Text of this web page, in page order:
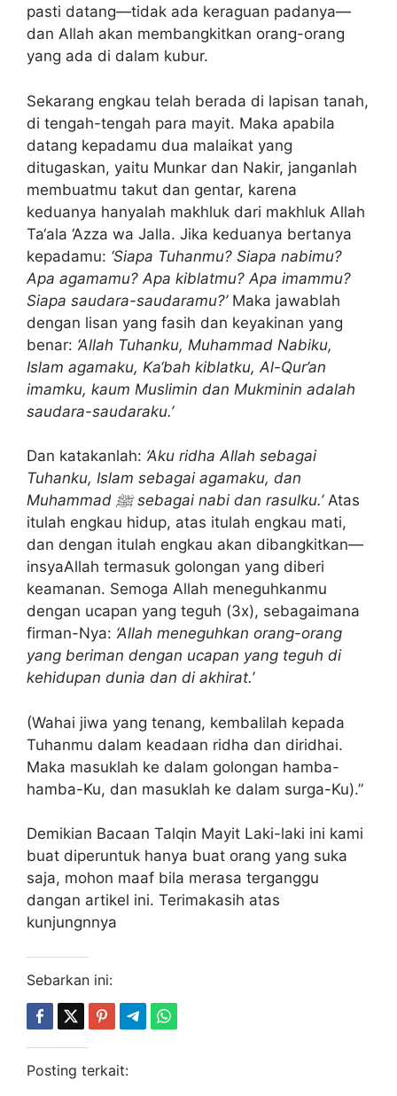
pasti datang—tidak ada keraguan padanya—
dan Allah akan membangkitkan orang-orang
yang ada di dalam kubur.
Sekarang engkau telah berada di lapisan tanah,
di tengah-tengah para mayit. Maka apabila
datang kepadamu dua malaikat yang
ditugaskan, yaitu Munkar dan Nakir, janganlah
membuatmu takut dan gentar, karena
keduanya hanyalah makhluk dari makhluk Allah
Ta‘ala ‘Azza wa Jalla. Jika keduanya bertanya
kepadamu: ‘Siapa Tuhanmu? Siapa nabimu?
Apa agamamu? Apa kiblatmu? Apa imammu?
Siapa saudara-saudaramu?’Maka jawablah
dengan lisan yang fasih dan keyakinan yang
benar: ‘Allah Tuhanku, Muhammad Nabiku,
Islam agamaku, Ka‘bah kiblatku, Al-Qur’an
imamku, kaum Muslimin dan Mukminin adalah
saudara-saudaraku.’
Dan katakanlah: ‘Aku ridha Allah sebagai
Tuhanku, Islam sebagai agamaku, dan
Muhammad ﷺ sebagai nabi dan rasulku.’Atas
itulah engkau hidup, atas itulah engkau mati,
dan dengan itulah engkau akan dibangkitkan—
insyaAllah termasuk golongan yang diberi
keamanan. Semoga Allah meneguhkanmu
dengan ucapan yang teguh (3x), sebagaimana
firman-Nya: ‘Allah meneguhkan orang-orang
yang beriman dengan ucapan yang teguh di
kehidupan dunia dan di akhirat.’
(Wahai jiwa yang tenang, kembalilah kepada
Tuhanmu dalam keadaan ridha dan diridhai.
Maka masuklah ke dalam golongan hamba-
hamba-Ku, dan masuklah ke dalam surga-Ku).”
Demikian Bacaan Talqin Mayit Laki-laki ini kami
buat diperuntuk hanya buat orang yang suka
saja, mohon maaf bila merasa terganggu
dangan artikel ini. Terimakasih atas
kunjungnnya
Sebarkan ini:
Posting terkait: